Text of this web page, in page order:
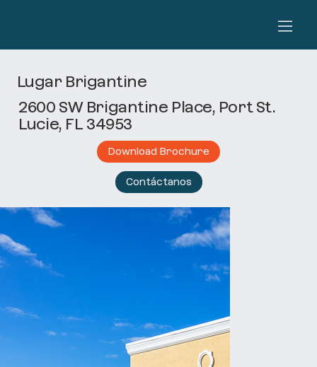
Lugar Brigantine
2600 SW Brigantine Place, Port St.
Lucie, FL 34953
Download Brochure
Contáctanos